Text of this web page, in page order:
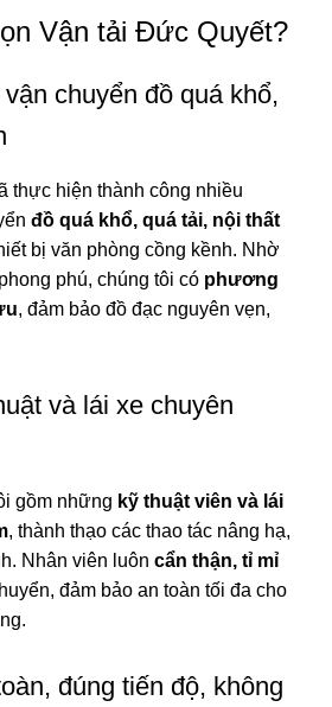
Vận tải Đức Quyết?
chuyển đồ quá khổ,
thực hiện thành công nhiều
đồ quá khổ, quá tải, nội thất
bị văn phòng cồng kềnh. Nhờ
phú, chúng tôi có phương
, đảm bảo đồ đạc nguyên vẹn,
và lái xe chuyên
gồm những kỹ thuật viên và lái
, thành thạo các thao tác nâng hạ,
Nhân viên luôncẩn thận, tỉ mỉ
đảm bảo an toàn tối đa cho
đúng tiến độ, không